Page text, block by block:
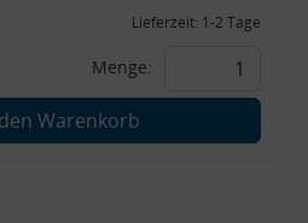
Lieferzeit: 1-2 Tage
Menge:
Warenkorb